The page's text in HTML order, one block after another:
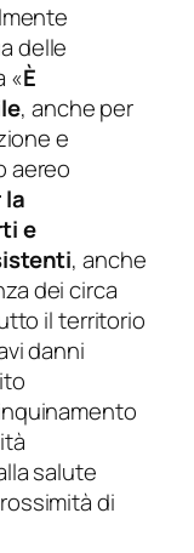
delle
«È
, anche per
e
aereo
la
e
, anche
dei circa
il territorio
danni
salute
di